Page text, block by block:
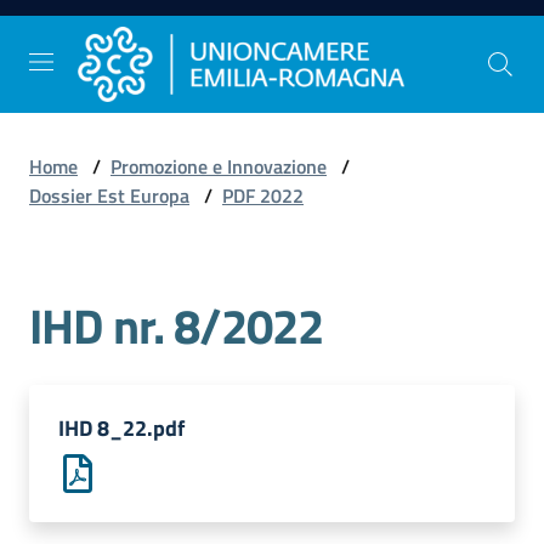
Vai al contenuto
Vai alla navigazione
Vai al footer
Comunicazione
Studi
al
Home / Promozione e Innovazione /
Dossier Est Europa / PDF 2022
IHD nr. 8/2022
IHD 8_22.pdf